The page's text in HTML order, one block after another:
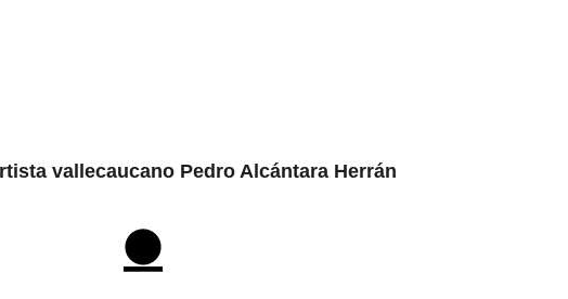
vallecaucano Pedro Alcántara Herrán